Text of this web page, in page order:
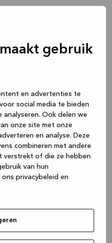
gebruik
en advertenties te
social media te bieden
Ook delen we
onze site met onze
en analyse. Deze
combineren met andere
verstrekt of die ze hebben
van hun
ons privacybeleid en
browser console for more
.